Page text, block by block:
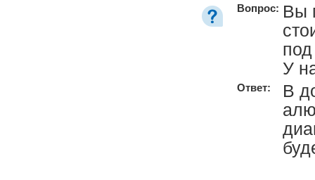
Вопрос: Вы
У
Ответ:
В